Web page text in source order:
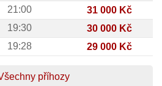
21:00
31 000 Kč
19:30
30 000 Kč
19:28 29 000 Kč
příhozy